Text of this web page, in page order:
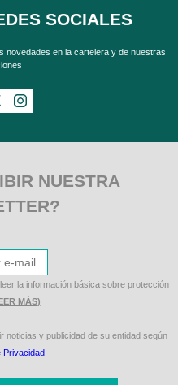
SOCIALES
novedades en la cartelera y de nuestras
NUESTRA
la información básica sobre protección
MÁS)
y publicidad de su entidad según
Privacidad